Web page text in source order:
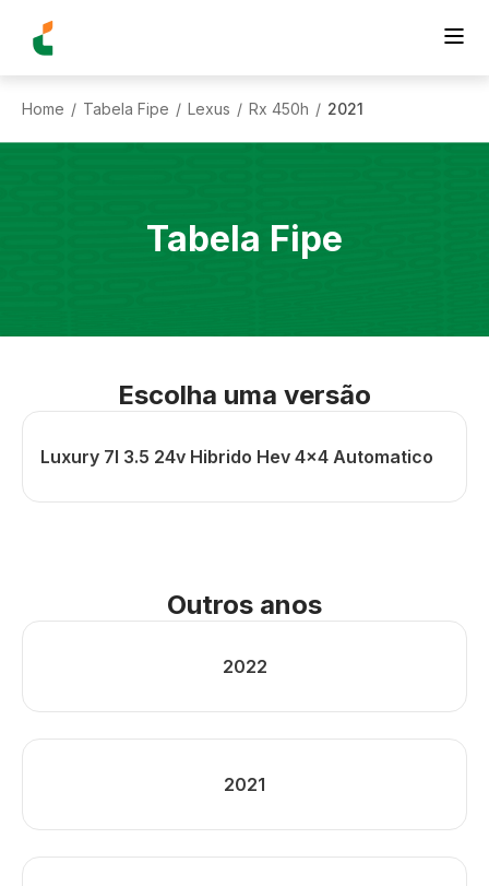
Home / Tabela Fipe / Lexus / Rx 450h / 2021
Tabela Fipe
Escolha uma versão
Luxury 7l 3.5 24v Hibrido Hev 4x4 Automatico
Outros anos
2022
2021